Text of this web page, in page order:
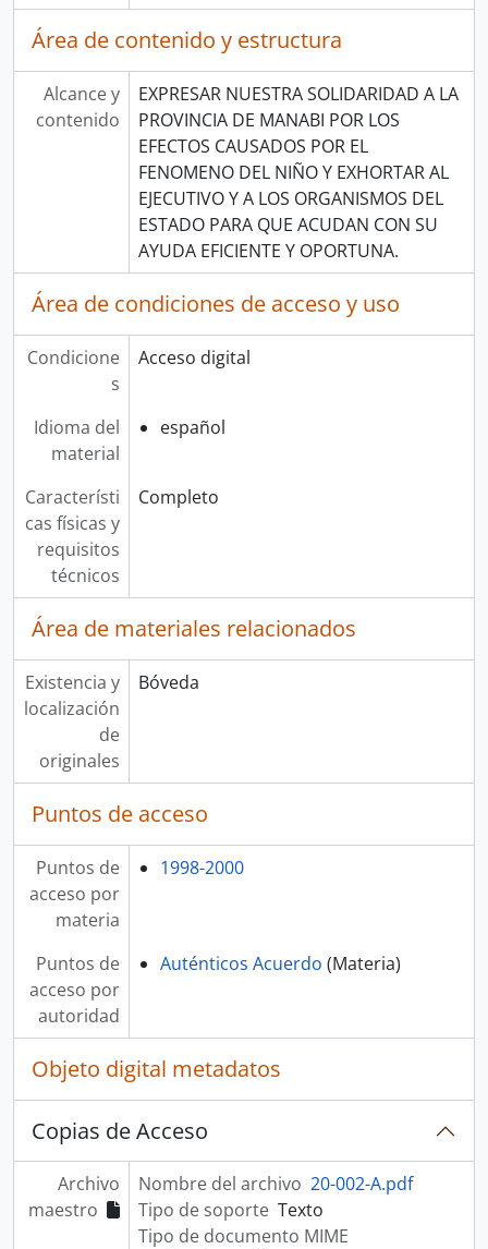
Área de contenido y estructura
Alcance y
contenido
EXPRESAR NUESTRA SOLIDARIDAD A LA
PROVINCIA DE MANABI POR LOS
EFECTOS CAUSADOS POR EL
FENOMENO DEL NIÑO Y EXHORTAR AL
EJECUTIVO Y A LOS ORGANISMOS DEL
ESTADO PARA QUE ACUDAN CON SU
AYUDA EFICIENTE Y OPORTUNA.
Área de condiciones de acceso y uso
Condicione
s
Acceso digital
Idioma del
material
español
Característi
cas físicas y
requisitos
técnicos
Completo
Área de materiales relacionados
Existencia y
localización
de
originales
Bóveda
Puntos de acceso
Puntos de
acceso por
materia
1998-2000
Puntos de
acceso por
autoridad
Auténticos Acuerdo (Materia)
Objeto digital metadatos
Copias de Acceso
Archivo
maestro
Nombre del archivo 20-002-A.pdf
Tipo de soporte Texto
Tipo de documento MIME